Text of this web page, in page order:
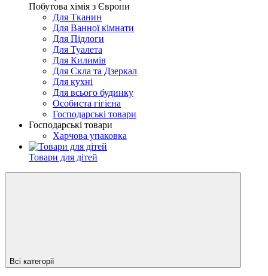
Побутова хімія з Європи
Для Тканин
Для Ванної кімнати
Для Підлоги
Для Туалета
Для Килимів
Для Скла та Дзеркал
Для кухні
Для всього будинку
Особиста гігієна
Господарські товари
Господарські товари
Харчова упаковка
Товари для дітей
Всі категорії